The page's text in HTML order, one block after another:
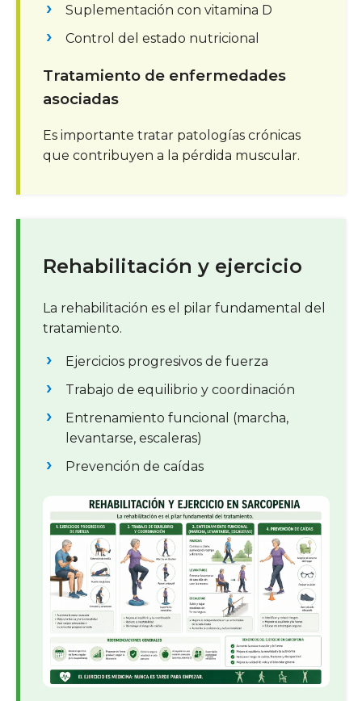
Suplementación con vitamina D
Control del estado nutricional
Tratamiento de enfermedades
asociadas
Es importante tratar patologías crónicas
que contribuyen a la pérdida muscular.
Rehabilitación y ejercicio
La rehabilitación es el pilar fundamental del
tratamiento.
Ejercicios progresivos de fuerza
Trabajo de equilibrio y coordinación
Entrenamiento funcional (marcha,
levantarse, escaleras)
Prevención de caídas